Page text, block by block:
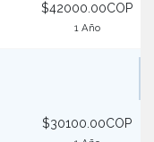
$42000.00COP
1 Año
$30100.00COP